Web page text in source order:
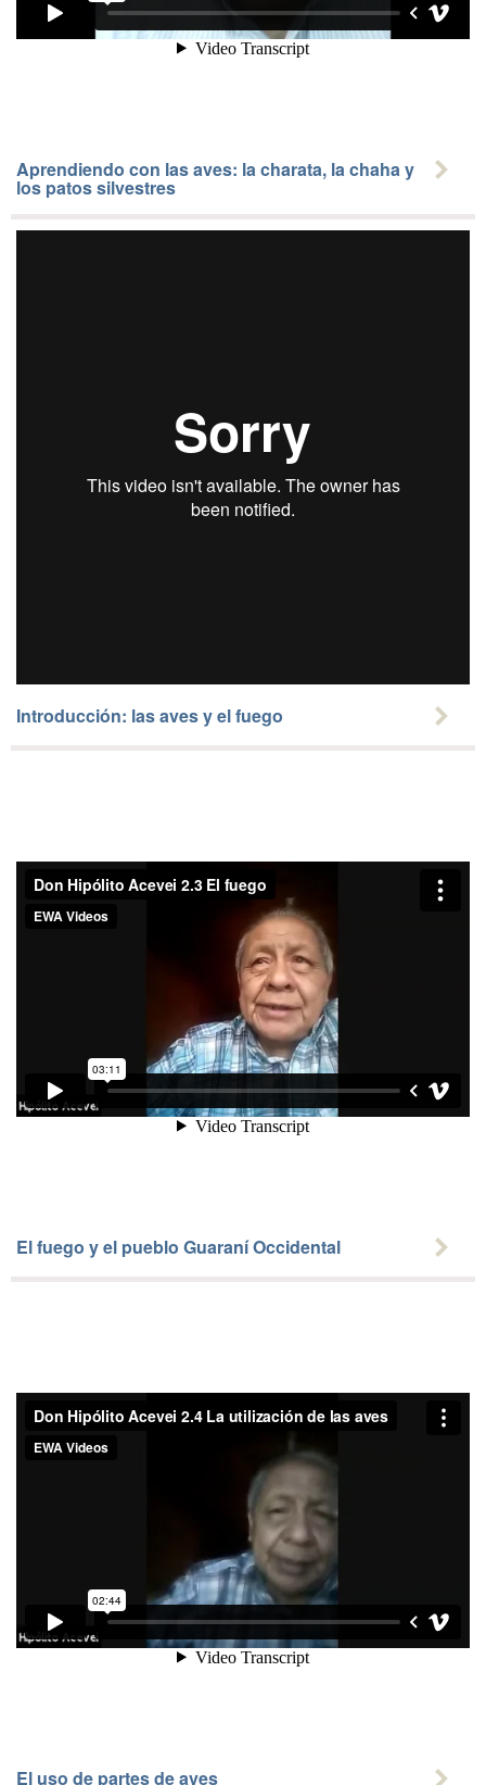
Aprendiendo con las aves: la charata, la chaha y
los patos silvestres
Introducción: las aves y el fuego
El fuego y el pueblo Guaraní Occidental
El uso de partes de aves